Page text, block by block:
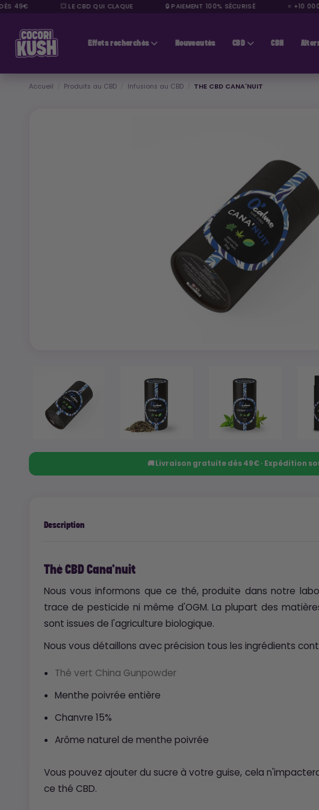
49€ 💥 LE CBD QUI CLAQUE 🔒 PAIEMENT 100% SÉCURISÉ ⭐ +10 000
Effets recherchés Nouveautés CBD CBN
Accueil Produits au CBD Infusions au CBD THE CBD CANA'NUIT
🚚 Livraison gratuite dès 49€ · Expédition
Description
Thé CBD Cana'nuit
Nous vous informons que ce thé, produite dans notre
trace de pesticide ni même d'OGM. La plupart des
sont issues de l'agriculture biologique.
Nous vous détaillons avec précision tous les ingrédients
Thé vert China Gunpowder
Menthe poivrée entière
Chanvre 15%
Arôme naturel de menthe poivrée
Vous pouvez ajouter du sucre à votre guise, cela
ce thé CBD.